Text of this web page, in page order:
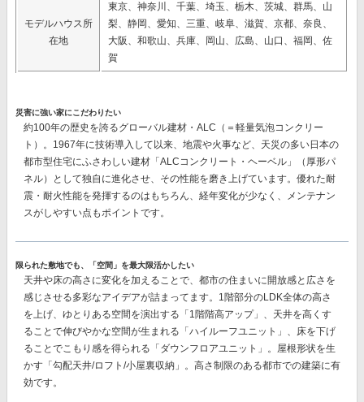
モデルハウス所
在地
東京、神奈川、千葉、埼玉、栃木、茨城、群馬、山
梨、静岡、愛知、三重、岐阜、滋賀、京都、奈良、
大阪、和歌山、兵庫、岡山、広島、山口、福岡、佐
賀
災害に強い家にこだわりたい
約100年の歴史を誇るグローバル建材・ALC（＝軽量気泡コンクリー
ト）。1967年に技術導入して以来、地震や火事など、天災の多い日本の
都市型住宅にふさわしい建材 「ALCコンクリート・ヘーベル」（厚形パ
ネル）
として独自に進化させ、その性能を磨き上げています。優れた耐
震・耐火性能を発揮するのはもちろん、経年変化が少なく、メンテナン
スがしやすい点もポイントです。
限られた敷地でも、「空間」を最大限活かしたい
天井や床の高さに変化を加えることで、都市の住まいに開放感と広さを
感じさせる多彩なアイデアが詰まってます。1階部分のLDK全体の高さ
を上げ、ゆとりある空間を演出する「1階階高アップ」、天井を高くす
ることで伸びやかな空間が生まれる「ハイルーフユニット」、床を下げ
ることでこもり感を得られる「ダウンフロアユニット」。屋根形状を生
かす「勾配天井/ロフト/小屋裏収納」。高さ制限のある都市での建築に有
効です。